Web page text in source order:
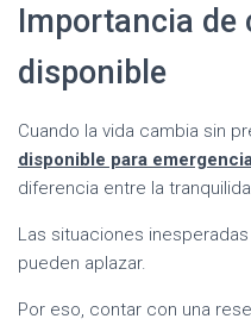
Importancia de
disponible
Cuando la vida cambia sin
disponible para
diferencia entre la
Las situaciones
pueden aplazar.
Por eso, contar con una